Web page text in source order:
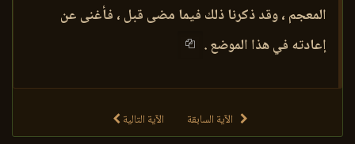
المعجم ، وقد ذكرنا ذلك فيما مضى قبل ، فأغنى عن
إعادته في هذا الموضع .
الآية السابقة الآية التالية